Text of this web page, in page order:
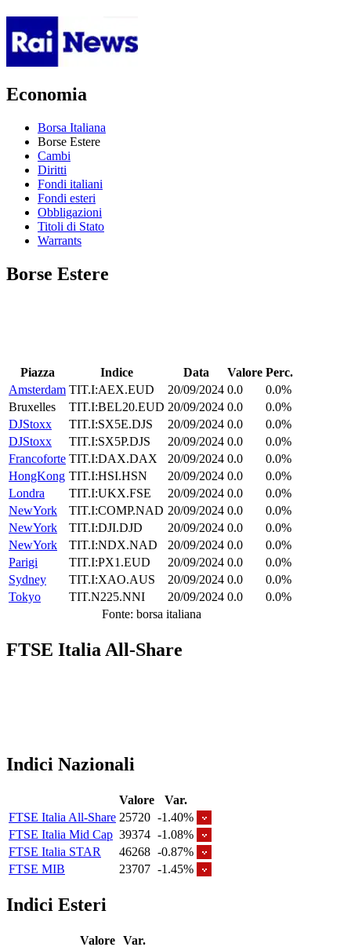
Economia
Borsa Italiana
Borse Estere
Cambi
Diritti
Fondi italiani
Fondi esteri
Obbligazioni
Titoli di Stato
Warrants
Borse Estere
Piazza Indice Data Valore Perc.
Amsterdam TIT.I:AEX.EUD 20/09/2024 0.0
0.0%
Bruxelles
TIT.I:BEL20.EUD 20/09/2024 0.0
0.0%
DJStoxx
TIT.I:SX5E.DJS 20/09/2024 0.0
0.0%
DJStoxx
TIT.I:SX5P.DJS 20/09/2024 0.0
0.0%
Francoforte TIT.I:DAX.DAX 20/09/2024 0.0
0.0%
HongKong TIT.I:HSI.HSN 20/09/2024 0.0
0.0%
Londra
TIT.I:UKX.FSE 20/09/2024 0.0
0.0%
NewYork
TIT.I:COMP.NAD 20/09/2024 0.0
0.0%
NewYork
TIT.I:DJI.DJD 20/09/2024 0.0
0.0%
NewYork
TIT.I:NDX.NAD 20/09/2024 0.0
0.0%
Parigi
TIT.I:PX1.EUD 20/09/2024 0.0
0.0%
Sydney
TIT.I:XAO.AUS 20/09/2024 0.0
0.0%
Tokyo
TIT.N225.NNI 20/09/2024 0.0
0.0%
Fonte: borsa italiana
FTSE Italia All-Share
Indici Nazionali
Valore
Var.
FTSE Italia All-Share 25720 -1.40%
FTSE Italia Mid Cap 39374 -1.08%
FTSE Italia STAR
46268 -0.87%
FTSE MIB
23707 -1.45%
Indici Esteri
Valore Var.